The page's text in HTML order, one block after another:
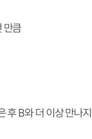
만큼
후 B와 더 이상 만나